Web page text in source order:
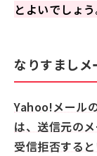
とよいでしょう
なりすましメ
Yahoo!メール
は、送信元の
受信拒否すると